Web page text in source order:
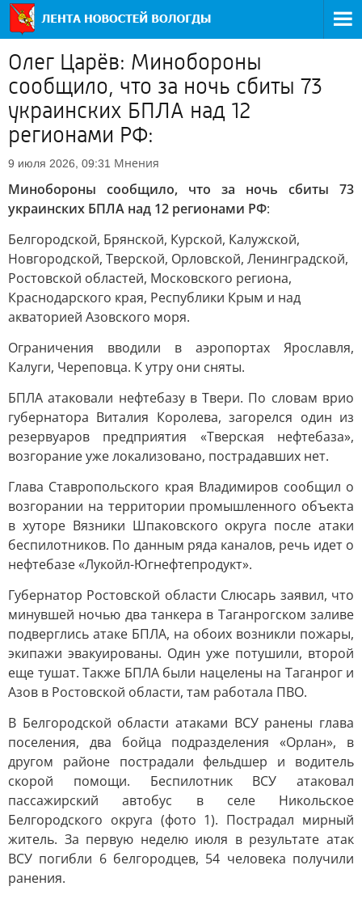
Олег Царёв: Минобороны
сообщило, что за ночь сбиты 73
украинских БПЛА над 12
регионами РФ:
9 июля 2026, 09:31 Мнения
Минобороны сообщило, что за ночь сбиты 73
украинских БПЛА над 12 регионами РФ:
Белгородской, Брянской, Курской, Калужской,
Новгородской, Тверской, Орловской, Ленинградской,
Ростовской областей, Московского региона,
Краснодарского края, Республики Крым и над
акваторией Азовского моря.
Ограничения вводили в аэропортах Ярославля,
Калуги, Череповца. К утру они сняты.
БПЛА атаковали нефтебазу в Твери. По словам врио
губернатора Виталия Королева, загорелся один из
резервуаров предприятия «Тверская нефтебаза»,
возгорание уже локализовано, пострадавших нет.
Глава Ставропольского края Владимиров сообщил о
возгорании на территории промышленного объекта
в хуторе Вязники Шпаковского округа после атаки
беспилотников. По данным ряда каналов, речь идет о
нефтебазе «Лукойл-Югнефтепродукт».
Губернатор Ростовской области Слюсарь заявил, что
минувшей ночью два танкера в Таганрогском заливе
подверглись атаке БПЛА, на обоих возникли пожары,
экипажи эвакуированы. Один уже потушили, второй
еще тушат. Также БПЛА были нацелены на Таганрог и
Азов в Ростовской области, там работала ПВО.
В Белгородской области атаками ВСУ ранены глава
поселения, два бойца подразделения «Орлан», в
другом районе пострадали фельдшер и водитель
скорой помощи. Беспилотник ВСУ атаковал
пассажирский автобус в селе Никольское
Белгородского округа (фото 1). Пострадал мирный
житель. За первую неделю июля в результате атак
ВСУ погибли 6 белгородцев, 54 человека получили
ранения.